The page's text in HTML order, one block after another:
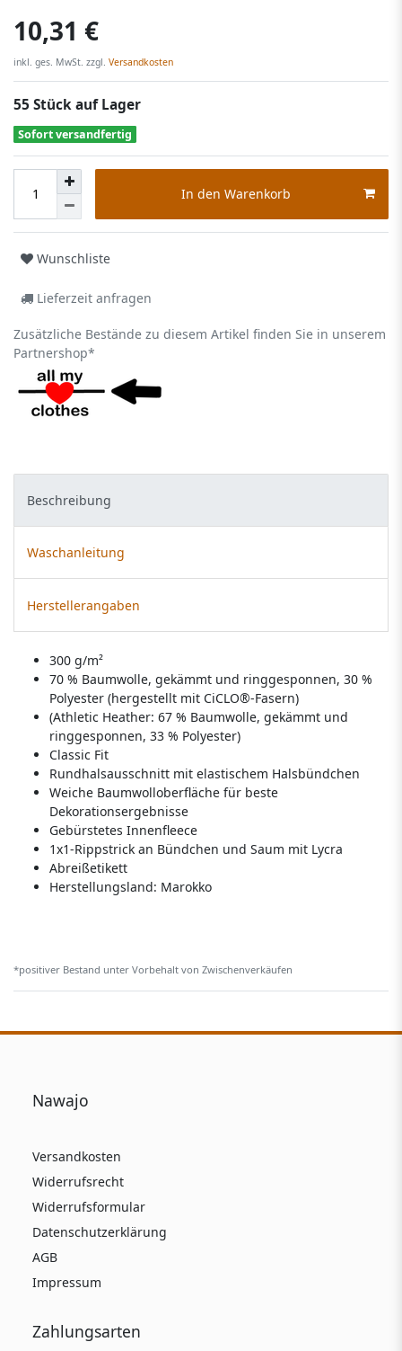
10,31 €
inkl. ges. MwSt. zzgl. Versandkosten
55 Stück auf Lager
Sofort versandfertig
In den Warenkorb
Wunschliste
Lieferzeit anfragen
Zusätzliche Bestände zu diesem Artikel finden Sie in unserem
Partnershop*
Beschreibung
Waschanleitung
Herstellerangaben
300 g/m²
70 % Baumwolle, gekämmt und ringgesponnen, 30 %
Polyester (hergestellt mit CiCLO®-Fasern)
(Athletic Heather: 67 % Baumwolle, gekämmt und
ringgesponnen, 33 % Polyester)
Classic Fit
Rundhalsausschnitt mit elastischem Halsbündchen
Weiche Baumwolloberfläche für beste
Dekorationsergebnisse
Gebürstetes Innenfleece
1x1-Rippstrick an Bündchen und Saum mit Lycra
Abreißetikett
Herstellungsland: Marokko
*positiver Bestand unter Vorbehalt von Zwischenverkäufen
Nawajo
Versandkosten
Widerrufsrecht
Widerrufsformular
Datenschutzerklärung
AGB
Impressum
Zahlungsarten